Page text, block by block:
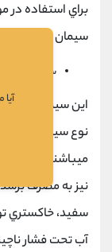
براي استفاده در
سيمان پرتلند نوع 1 موردنياز است
سيمانهاي چاه
اين سيمانها
نوع سيمانها
ميباشند. اين
نيز به مصرف
سفيد، خاكستري
آب تحت فشار